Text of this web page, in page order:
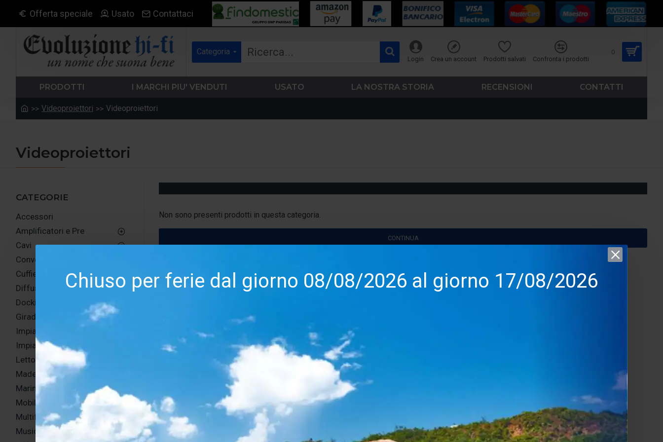
Chiuso per ferie dal giorno 08/08/2026 al giorno 17/08/2026
Offerta speciale Usato Contattaci
Categoria
Login Crea un account Prodotti salvati Confronta i prodotti
0
PRODOTTI I MARCHI PIU' VENDUTI USATO LA NOSTRA STORIA RECENSIONI CONTATTI
Videoproiettori Videoproiettori
Videoproiettori
CATEGORIE
Accessori
Amplificatori e Pre
Cavi
Convertitori / DAC
Cuffie
Diffusori acustici
Docking station i-pod
Giradischi e accessori
Impianti consigliati
Lettori CD e DVD Player
Made in Italy
Marine
Mobili e Stand
Multifunzione / Micro Hi-Fi
Musician photo gallery
Non sono presenti prodotti in questa categoria.
CONTINUA